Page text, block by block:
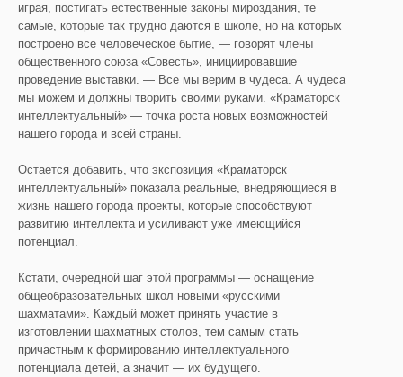
играя, постигать естественные законы мироздания, те
самые, которые так трудно даются в школе, но на которых
построено все человеческое бытие, — говорят члены
общественного союза «Совесть», инициировавшие
проведение выставки. — Все мы верим в чудеса. А чудеса
мы можем и должны творить своими руками. «Краматорск
интеллектуальный» — точка роста новых возможностей
нашего города и всей страны.
Остается добавить, что экспозиция «Краматорск
интеллектуальный» показала реальные, внедряющиеся в
жизнь нашего города проекты, которые способствуют
развитию интеллекта и усиливают уже имеющийся
потенциал.
Кстати, очередной шаг этой программы — оснащение
общеобразовательных школ новыми «русскими
шахматами». Каждый может принять участие в
изготовлении шахматных столов, тем самым стать
причастным к формированию интеллектуального
потенциала детей, а значит — их будущего.